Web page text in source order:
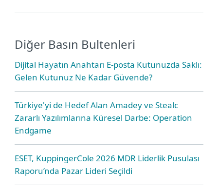
Diğer Basın Bultenleri
Dijital Hayatın Anahtarı E-posta Kutunuzda Saklı:
Gelen Kutunuz Ne Kadar Güvende?
Türkiye'yi de Hedef Alan Amadey ve Stealc
Zararlı Yazılımlarına Küresel Darbe: Operation
Endgame
ESET, KuppingerCole 2026 MDR Liderlik Pusulası
Raporu’nda Pazar Lideri Seçildi